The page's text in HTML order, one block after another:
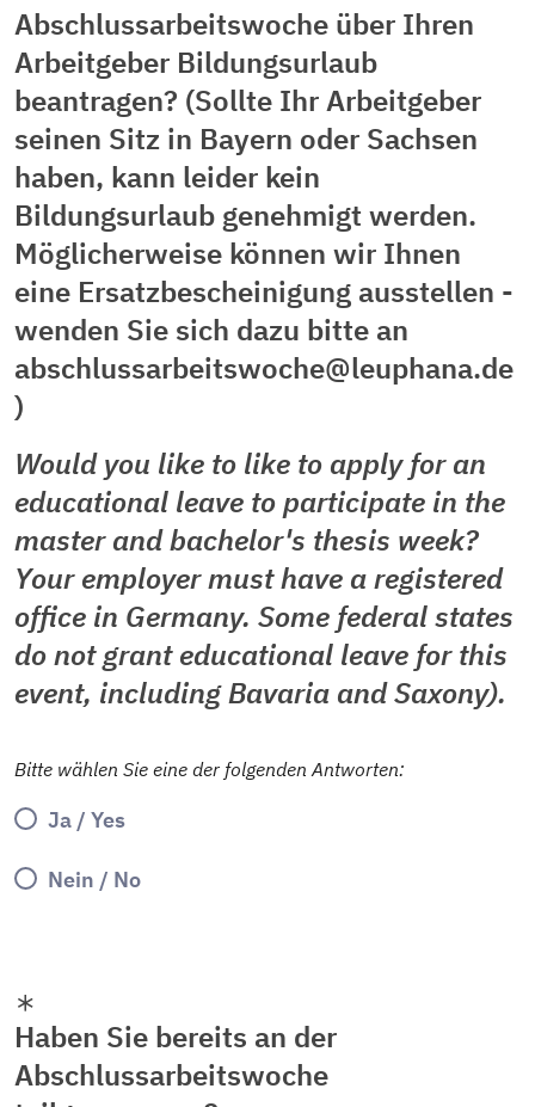
Abschlussarbeitswoche über Ihren
Arbeitgeber Bildungsurlaub
beantragen? (Sollte Ihr Arbeitgeber
seinen Sitz in Bayern oder Sachsen
haben, kann leider kein
Bildungsurlaub genehmigt werden.
Möglicherweise können wir Ihnen
eine Ersatzbescheinigung ausstellen -
wenden Sie sich dazu bitte an
abschlussarbeitswoche@leuphana.de
)
Would you like to like to apply for an
educational leave to participate in the
master and bachelor's thesis week?
Your employer must have a registered
office in Germany. Some federal states
do not grant educational leave for this
event, including Bavaria and Saxony).
Bitte wählen Sie eine der folgenden Antworten:
Ja / Yes
Nein / No
Haben Sie bereits an der
Abschlussarbeitswoche